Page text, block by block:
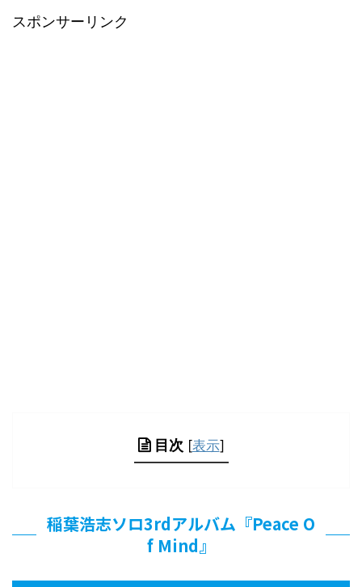
スポンサーリンク
目次 [表示]
稲葉浩志ソロ3rdアルバム『Peace O
f Mind』